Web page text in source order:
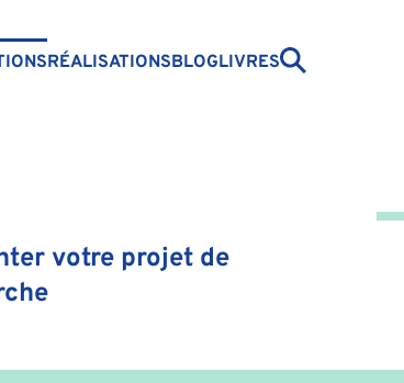
RÉALISATIONSBLOGLIVRES
votre projet de